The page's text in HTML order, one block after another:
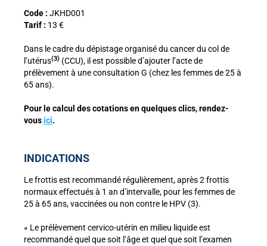
Code : JKHD001
Tarif : 13 €
Dans le cadre du dépistage organisé du cancer du col de
l’utérus(3) (CCU), il est possible d’ajouter l’acte de
prélèvement à une consultation G (chez les femmes de 25 à
65 ans).
Pour le calcul des cotations en quelques clics, rendez-
vousici.
INDICATIONS
Le frottis est recommandé régulièrement, après 2 frottis
normaux effectués à 1 an d’intervalle, pour les femmes de
25 à 65 ans, vaccinées ou non contre le HPV (3).
« Le prélèvement cervico-utérin en milieu liquide est
recommandé quel que soit l’âge et quel que soit l’examen